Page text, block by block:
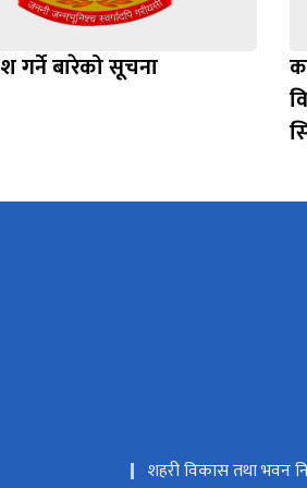
गर्ने बारेको सूचना
शहरी विकास तथा भवन